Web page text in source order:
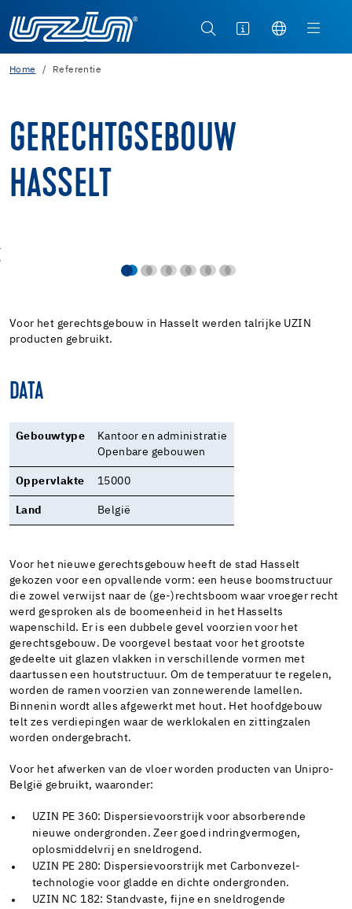
Home Referentie
GERECHTGSEBOUW
HASSELT
Voor het gerechtsgebouw in Hasselt werden talrijke UZIN
producten gebruikt.
DATA
Gebouwtype
Kantoor en administratie
Openbare gebouwen
Oppervlakte 15000
Land België
Voor het nieuwe gerechtsgebouw heeft de stad Hasselt
gekozen voor een opvallende vorm: een heuse boomstructuur
die zowel verwijst naar de (ge-)rechtsboom waar vroeger recht
werd gesproken als de boomeenheid in het Hasselts
wapenschild. Er is een dubbele gevel voorzien voor het
gerechtsgebouw. De voorgevel bestaat voor het grootste
gedeelte uit glazen vlakken in verschillende vormen met
daartussen een houtstructuur. Om de temperatuur te regelen,
worden de ramen voorzien van zonnewerende lamellen.
Binnenin wordt alles afgewerkt met hout. Het hoofdgebouw
telt zes verdiepingen waar de werklokalen en zittingzalen
worden ondergebracht.
Voor het afwerken van de vloer worden producten van Unipro-
België gebruikt, waaronder:
UZIN PE 360: Dispersievoorstrijk voor absorberende
nieuwe ondergronden. Zeer goed indringvermogen,
oplosmiddelvrij en sneldrogend.
UZIN PE 280: Dispersievoorstrijk met Carbonvezel-
technologie voor gladde en dichte ondergronden.
UZIN NC 182: Standvaste, fijne en sneldrogende